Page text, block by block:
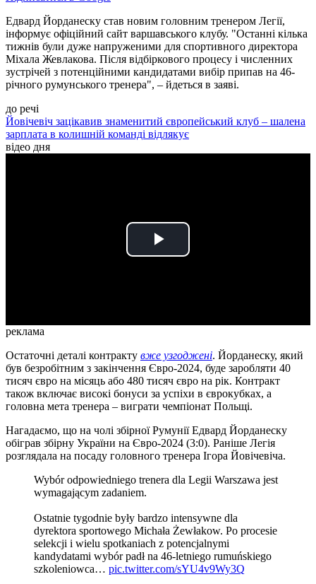
Едвард Йорданеску став новим головним тренером Легії,
інформує офіційний сайт варшавського клубу. "Останні кілька
тижнів були дуже напруженими для спортивного директора
Міхала Жевлакова. Після відбіркового процесу і численних
зустрічей з потенційними кандидатами вибір припав на 46-
річного румунського тренера", – йдеться в заяві.
до речі
Йовічевіч зацікавив знаменитий європейський клуб – шалена
зарплата в колишній команді відлякує
відео дня
Play
реклама
Остаточні деталі контракту вже узгоджені. Йорданеску, який
був безробітним з закінчення Євро-2024, буде заробляти 40
тисяч євро на місяць або 480 тисяч євро на рік. Контракт
також включає високі бонуси за успіхи в єврокубках, а
головна мета тренера – виграти чемпіонат Польщі.
Нагадаємо, що на чолі збірної Румунії Едвард Йорданеску
обіграв збірну України на Євро-2024 (3:0). Раніше Легія
розглядала на посаду головного тренера Ігора Йовічевіча.
Wybór odpowiedniego trenera dla Legii Warszawa jest
wymagającym zadaniem.
Ostatnie tygodnie były bardzo intensywne dla
dyrektora sportowego Michała Żewłakow. Po procesie
selekcji i wielu spotkaniach z potencjalnymi
kandydatami wybór padł na 46-letniego rumuńskiego
szkoleniowca… pic.twitter.com/sYU4v9Wy3Q